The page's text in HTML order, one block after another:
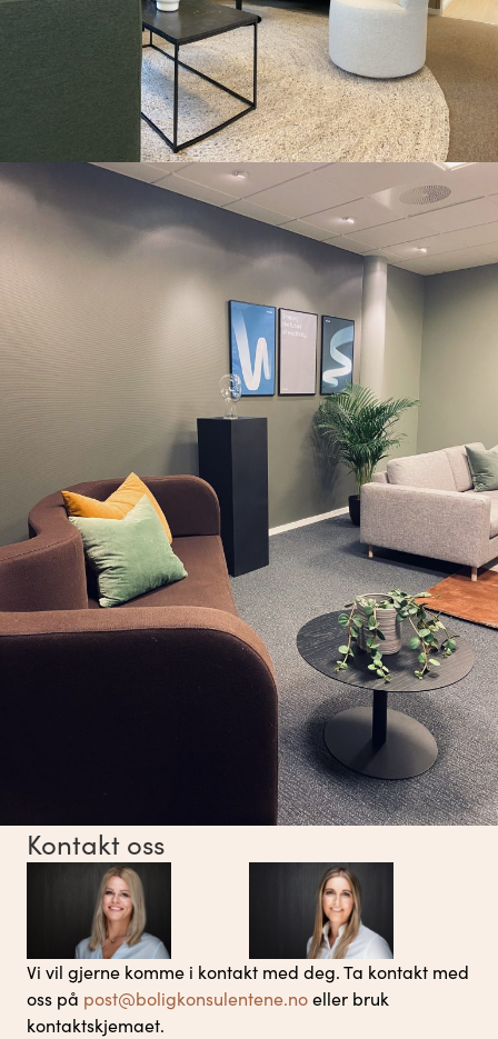
Kontakt oss
Vi vil gjerne komme i kontakt med deg. Ta kontakt med
oss på post@boligkonsulentene.noeller bruk
kontaktskjemaet.